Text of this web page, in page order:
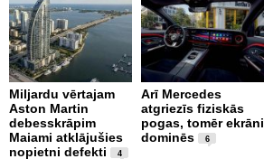
Miljardu vērtajam
Aston Martin
debesskrāpim
Maiami atklājušies
nopietni defekti
4
Arī Mercedes
atgriezīs fiziskās
pogas, tomēr ekrāni
dominēs
6